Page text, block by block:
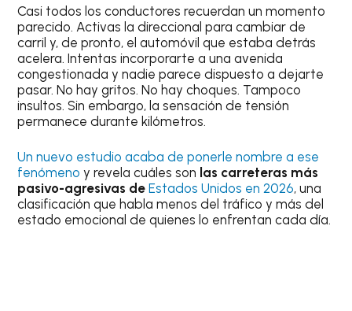
Casi todos los conductores recuerdan un momento
parecido. Activas la direccional para cambiar de
carril y, de pronto, el automóvil que estaba detrás
acelera. Intentas incorporarte a una avenida
congestionada y nadie parece dispuesto a dejarte
pasar. No hay gritos. No hay choques. Tampoco
insultos. Sin embargo, la sensación de tensión
permanece durante kilómetros.
Un nuevo estudio acaba de ponerle nombre a ese
fenómeno y revela cuáles son las carreteras más
pasivo-agresivas deEstados Unidos en 2026, una
clasificación que habla menos del tráfico y más del
estado emocional de quienes lo enfrentan cada día.